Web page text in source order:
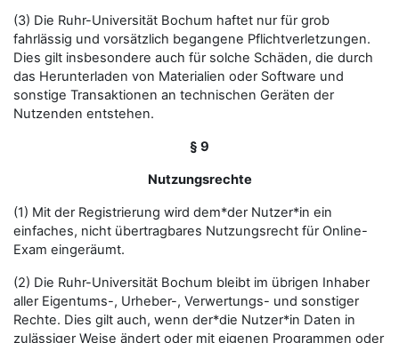
(3) Die Ruhr-Universität Bochum haftet nur für grob
fahrlässig und vorsätzlich begangene Pflichtverletzungen.
Dies gilt insbesondere auch für solche Schäden, die durch
das Herunterladen von Materialien oder Software und
sonstige Transaktionen an technischen Geräten der
Nutzenden entstehen.
§ 9
Nutzungsrechte
(1) Mit der Registrierung wird dem*der Nutzer*in ein
einfaches, nicht übertragbares Nutzungsrecht für Online-
Exam eingeräumt.
(2) Die Ruhr-Universität Bochum bleibt im übrigen Inhaber
aller Eigentums-, Urheber-, Verwertungs- und sonstiger
Rechte. Dies gilt auch, wenn der*die Nutzer*in Daten in
zulässiger Weise ändert oder mit eigenen Programmen oder